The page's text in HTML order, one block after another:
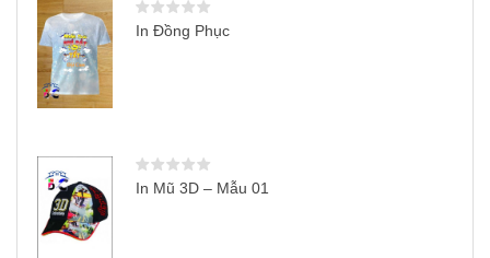
In Đồng Phục
In Mũ 3D – Mẫu 01